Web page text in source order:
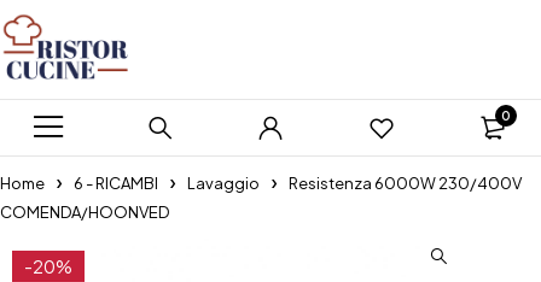
0
Home 6 - RICAMBI Lavaggio
Resistenza 6000W 230/400V
COMENDA/HOONVED
-20%